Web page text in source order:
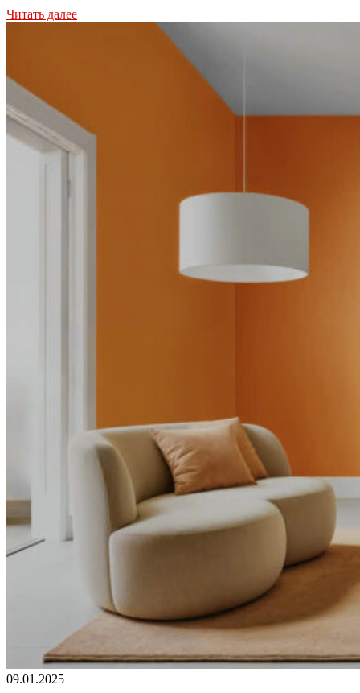
Читать далее
09.01.2025